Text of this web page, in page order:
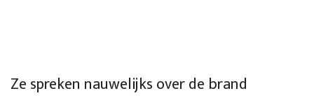
Ze spreken nauwelijks over de brand